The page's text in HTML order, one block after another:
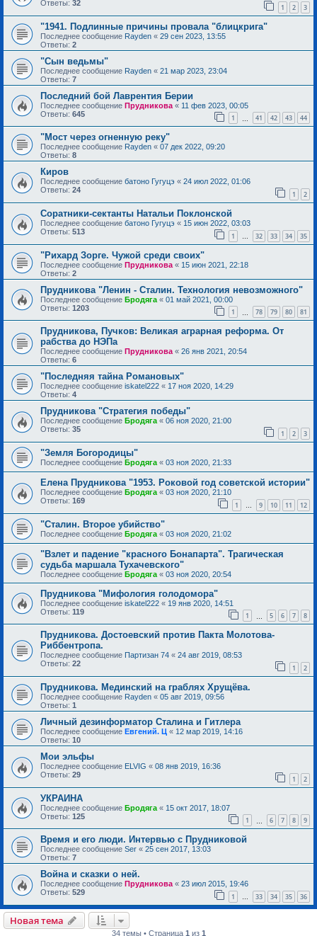
Ответы: 32 1 2 3
"1941. Подлинные причины провала "блицкрига"
Последнее сообщение Rayden « 29 сен 2023, 13:55
Ответы: 2
"Сын ведьмы"
Последнее сообщение Rayden « 21 мар 2023, 23:04
Ответы: 7
Последний бой Лаврентия Берии
Последнее сообщение Прудникова « 11 фев 2023, 00:05
Ответы: 645 1 41 42 43 44
"Мост через огненную реку"
Последнее сообщение Rayden « 07 дек 2022, 09:20
Ответы: 8
Киров
Последнее сообщение батоно Гугуцэ « 24 июл 2022, 01:06
Ответы: 24 1 2
Соратники-сектанты Натальи Поклонской
Последнее сообщение батоно Гугуцэ « 15 июн 2022, 03:03
Ответы: 513 1 … 32 33 34 35
"Рихард Зорге. Чужой среди своих"
Последнее сообщение Прудникова « 15 июн 2021, 22:18
Ответы: 2
Прудникова "Ленин - Сталин. Технология невозможного"
Последнее сообщение Бродяга « 01 май 2021, 00:00
Ответы: 1203 1 78 79 80 81
Прудникова, Пучков: Великая аграрная реформа. От
рабства до НЭПа
Последнее сообщение Прудникова« 26 янв 2021, 20:54
Ответы: 6
"Последняя тайна Романовых"
Последнее сообщение iskatel222 « 17 ноя 2020, 14:29
Ответы: 4
Прудникова "Стратегия победы"
Последнее сообщение Бродяга« 06 ноя 2020, 21:00
Ответы: 35 1 2 3
"Земля Богородицы"
Последнее сообщение Бродяга « 03 ноя 2020, 21:33
Елена Прудникова "1953. Роковой год советской истории"
Последнее сообщение Бродяга « 03 ноя 2020, 21:10
Ответы: 169 1 … 9 10 11 12
"Сталин. Второе убийство"
Последнее сообщение Бродяга « 03 ноя 2020, 21:02
"Взлет и падение "красного Бонапарта". Трагическая
судьба маршала Тухачевского"
Последнее сообщение Бродяга « 03 ноя 2020, 20:54
Прудникова "Мифология голодомора"
Последнее сообщение iskatel222 « 19 янв 2020, 14:51
Ответы: 119 1 5 6 7 8
Прудникова. Достоевский против Пакта Молотова-
Риббентропа.
Последнее сообщение Партизан 74 « 24 авг 2019, 08:53
Ответы: 22 1 2
Прудникова. Мединский на граблях Хрущёва.
Последнее сообщение Rayden « 05 авг 2019, 09:56
Ответы: 1
Личный дезинформатор Сталина и Гитлера
Последнее сообщение Евгений. Ц « 12 мар 2019, 14:16
Ответы: 10
Мои эльфы
Последнее сообщение ELVIG « 08 янв 2019, 16:36
Ответы: 29 1 2
УКРАИНА
Последнее сообщение Бродяга « 15 окт 2017, 18:07
Ответы: 125 1 6 7 8 9
Время и его люди. Интервью с Прудниковой
Последнее сообщение Ser « 25 сен 2017, 13:03
Ответы: 7
Война и сказки о ней.
Последнее сообщение Прудникова « 23 июл 2015, 19:46
Ответы: 529 1 … 33 34 35 36
Новая тема
34 темы • Страница 1 из 1